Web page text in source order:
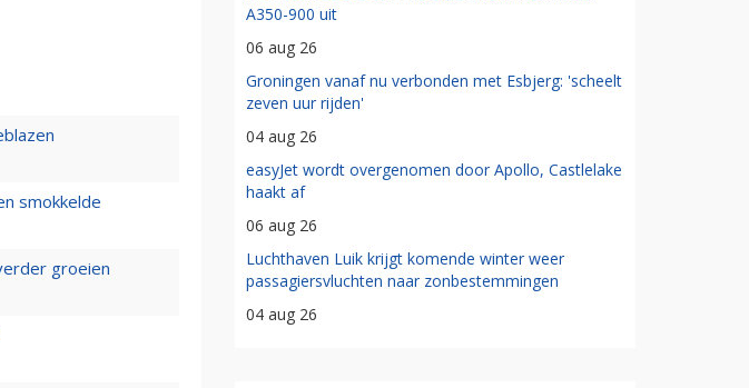
smokkelde
groeien
A350-900 uit
06 aug 26
Groningen vanaf nu verbonden met Esbjerg: 'scheelt
zeven uur rijden'
04 aug 26
easyJet wordt overgenomen door Apollo, Castlelake
haakt af
06 aug 26
Luchthaven Luik krijgt komende winter weer
passagiersvluchten naar zonbestemmingen
04 aug 26